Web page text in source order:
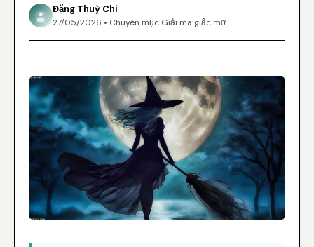
Đặng Thuỳ Chi
27/05/2026 • Chuyên mục Giải mã giấc mơ